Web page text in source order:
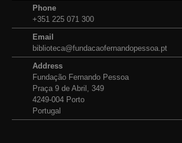
Phone
+351 225 071 300
Email
biblioteca@fundacaofernandopessoa.pt
Address
Fundação Fernando Pessoa
Praça 9 de Abril, 349
4249-004 Porto
Portugal